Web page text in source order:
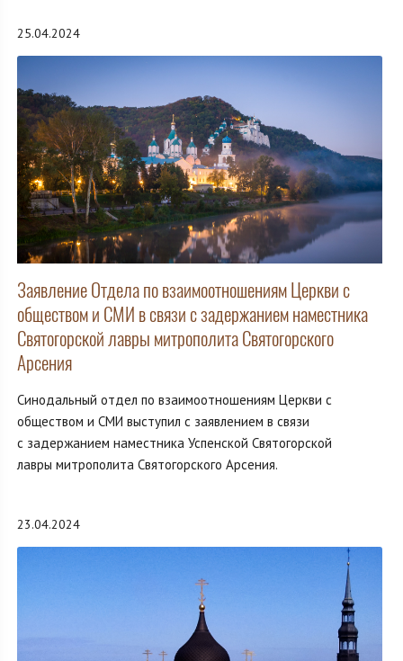
25.04.2024
Заявление Отдела по взаимоотношениям Церкви с
обществом и СМИ в связи с задержанием наместника
Святогорской лавры митрополита Святогорского
Арсения
Синодальный отдел по взаимоотношениям Церкви с
обществом и СМИ выступил с заявлением в связи
с задержанием наместника Успенской Святогорской
лавры митрополита Святогорского Арсения.
23.04.2024